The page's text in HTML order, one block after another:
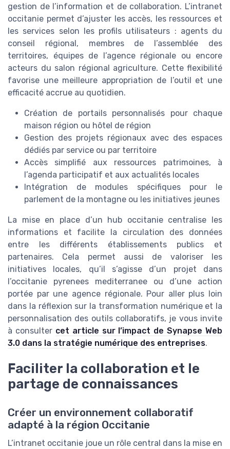
gestion de l’information et de collaboration. L’intranet
occitanie permet d’ajuster les accès, les ressources et
les services selon les profils utilisateurs : agents du
conseil régional, membres de l’assemblée des
territoires, équipes de l’agence régionale ou encore
acteurs du salon régional agriculture. Cette flexibilité
favorise une meilleure appropriation de l’outil et une
efficacité accrue au quotidien.
Création de portails personnalisés pour chaque
maison région ou hôtel de région
Gestion des projets régionaux avec des espaces
dédiés par service ou par territoire
Accès simplifié aux ressources patrimoines, à
l’agenda participatif et aux actualités locales
Intégration de modules spécifiques pour le
parlement de la montagne ou les initiatives jeunes
La mise en place d’un hub occitanie centralise les
informations et facilite la circulation des données
entre les différents établissements publics et
partenaires. Cela permet aussi de valoriser les
initiatives locales, qu’il s’agisse d’un projet dans
l’occitanie pyrenees mediterranee ou d’une action
portée par une agence régionale. Pour aller plus loin
dans la réflexion sur la transformation numérique et la
personnalisation des outils collaboratifs, je vous invite
à consulter cet article sur l’impact de Synapse Web
3.0 dans la stratégie numérique des entreprises.
Faciliter la collaboration et le
partage de connaissances
Créer un environnement collaboratif
adapté à la région Occitanie
L’intranet occitanie joue un rôle central dans la mise en